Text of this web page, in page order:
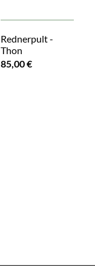
Rednerpult -
Thon
85,00 €